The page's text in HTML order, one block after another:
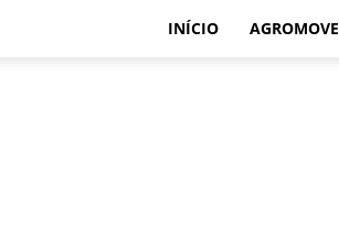
INÍCIO AGROMOVE